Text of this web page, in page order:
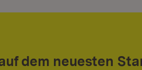
dem neuesten